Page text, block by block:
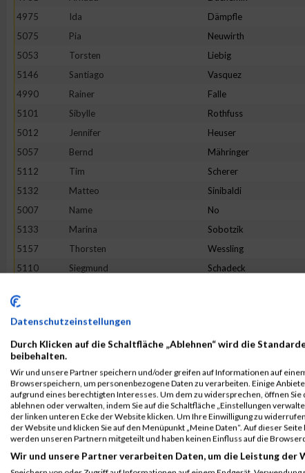
4975
Ida Dämpfle
5075
Pia Neuwirth
5053
Torsten Liebig
5146
Santiago Vasquez
4990
Rainer Falle
5101
Sibylle Rothfuss
5012
Jennifer Heuser
5057
Bernd Mähringer
5112
Tim Scherer
5132
Matteo Sinibaldi
5007
Name No
5133
Marina Sobotzik
5157
Thorsten Wessling
5110
Siegmund Schadeck
5009
4998
Sarah
5015
Markus Hohler
4978
Dani Döhler
5034
Isabelle Koch
5037
Lisa König
5087
Stefan Rausch
5135
Marcel Stahl
Datenschutzeinstellungen
Durch Klicken auf die Schaltfläche „Ablehnen“ wird die
beibehalten.
Wir und unsere Partner speichern und/oder greifen auf Informationen auf
Browserspeichern, um personenbezogene Daten zu verarbeiten. Einige
aufgrund eines berechtigten Interesses. Um dem zu widersprechen, öffnen Sie
ablehnen oder verwalten, indem Sie auf die Schaltfläche „Einstellungen
der linken unteren Ecke der Website klicken. Um Ihre Einwilligung zu
der Website und klicken Sie auf den Menüpunkt „Meine Daten“. Auf dieser
werden unseren Partnern mitgeteilt und haben keinen Einfluss auf die
Wir und unsere Partner verarbeiten Daten, um die Leistung der